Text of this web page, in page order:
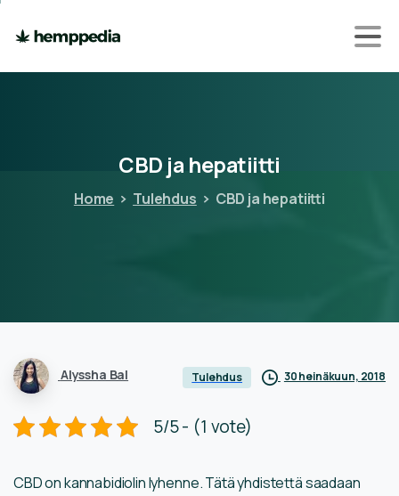
CBD ja hepatiitti
Home Tulehdus CBD ja hepatiitti
Alyssha Bal Tulehdus 30 heinäkuun, 2018
5/5 - (1 vote)
CBD on kannabidiolin lyhenne. Tätä yhdistettä saadaan